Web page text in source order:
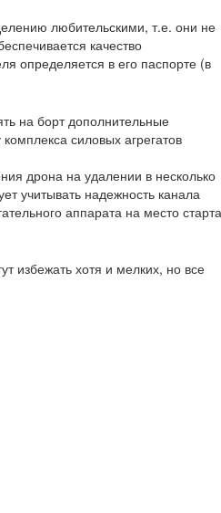
любительскими, т.е. они не
качество
определяется в его паспорте (в
на борт дополнительные
силовых агрегатов
дрона на удалении в несколько
учитывать надежность канала
аппарата на место старта
избежать хотя и мелких, но все